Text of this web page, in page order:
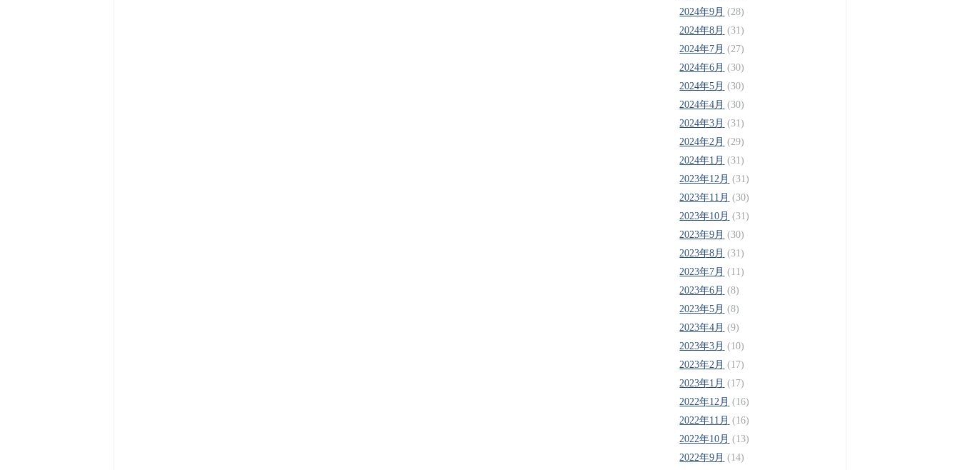
2024年9月 (28)
2024年8月 (31)
2024年7月 (27)
2024年6月 (30)
2024年5月 (30)
2024年4月 (30)
2024年3月 (31)
2024年2月 (29)
2024年1月 (31)
2023年12月 (31)
2023年11月 (30)
2023年10月 (31)
2023年9月 (30)
2023年8月 (31)
2023年7月 (11)
2023年6月 (8)
2023年5月 (8)
2023年4月 (9)
2023年3月 (10)
2023年2月 (17)
2023年1月 (17)
2022年12月 (16)
2022年11月 (16)
2022年10月 (13)
2022年9月 (14)